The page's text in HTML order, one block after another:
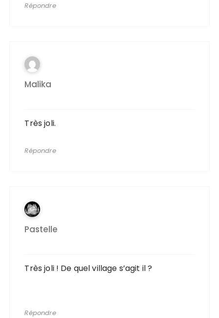
Répondre
Malika
Très joli.
Répondre
Pastelle
Très joli ! De quel village s’agit il ?
Répondre